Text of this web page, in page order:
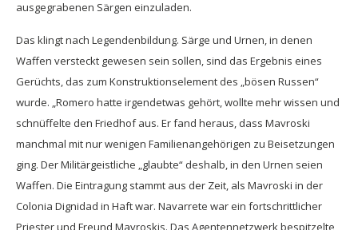
ausgegrabenen Särgen einzuladen.
Das klingt nach Legendenbildung. Särge und Urnen, in denen
Waffen versteckt gewesen sein sollen, sind das Ergebnis eines
Gerüchts, das zum Konstruktionselement des „bösen Russen“
wurde. „Romero hatte irgendetwas gehört, wollte mehr wissen und
schnüffelte den Friedhof aus. Er fand heraus, dass Mavroski
manchmal mit nur wenigen Familienangehörigen zu Beisetzungen
ging. Der Militärgeistliche „glaubte“ deshalb, in den Urnen seien
Waffen. Die Eintragung stammt aus der Zeit, als Mavroski in der
Colonia Dignidad in Haft war. Navarrete war ein fortschrittlicher
Priester und Freund Mavroskis. Das Agentennetzwerk bespitzelte